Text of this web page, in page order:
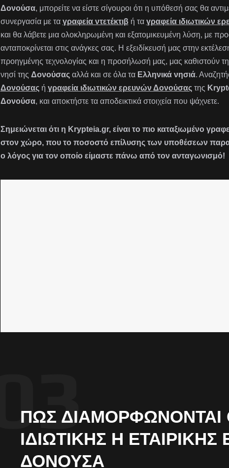
Δονούσα, μπορείτε να είστε σίγουροι ότι η υπόθεσή σας θα
συνεργασία με τα γραφεία ντετέκτιβή τα γραφεία ιδιωτικών
και θα λάβετε μια ολοκληρωμένη και εξατομικευμένη λύση, με
ανταποκρίνεται στις ανάγκες σας. Η εξειδίκευσή μας στην
προηγμένης τεχνολογίας και η προσήλωσή μας, μας καθιστούν
νησί της Δονούσαςαλλά και σε όλα τα Ελληνικά νησιά.
Δονούσαςή γραφεία ιδιωτικών ερευνών Δονούσαςτης
Δονούσα, και αποκτήστε τα αποδεικτικά στοιχεία που ψάχνετε.
Σημειώνεται ότι η Krypteia.gr, είναι το πιο καταξιωμένο
στον χώρο, που το ποσοστό επίλυσης των υποθέσεων
ο λόγος για τον οποίο είμαστε πάνω από τον ανταγωνισμό!
ΠΏΣ ΔΙΑΜΟΡΦΏΝΟΝΤΑΙ
ΙΔΙΩΤΙΚΉΣ Η
ΔΟΝΟΎΣΑ